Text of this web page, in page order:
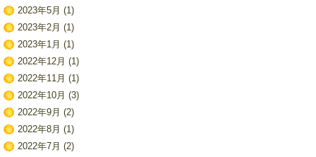
2023年5月 (1)
2023年2月 (1)
2023年1月 (1)
2022年12月 (1)
2022年11月 (1)
2022年10月 (3)
2022年9月 (2)
2022年8月 (1)
2022年7月 (2)